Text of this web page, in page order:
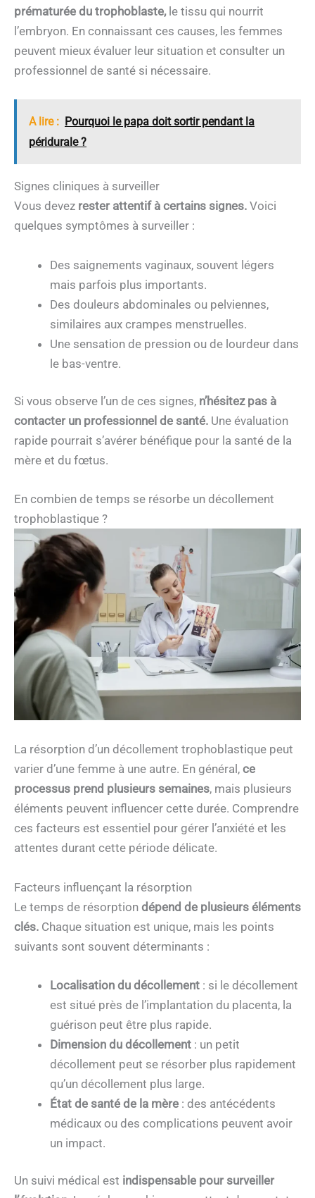
prématurée du trophoblaste,le tissu qui nourrit
l’embryon. En connaissant ces causes, les femmes
peuvent mieux évaluer leur situation et consulter un
professionnel de santé si nécessaire.
A lire : Pourquoi le papa doit sortir pendant la
péridurale ?
Signes cliniques à surveiller
Vous devez rester attentif à certains signes. Voici
quelques symptômes à surveiller :
Des saignements vaginaux, souvent légers
mais parfois plus importants.
Des douleurs abdominales ou pelviennes,
similaires aux crampes menstruelles.
Une sensation de pression ou de lourdeur dans
le bas-ventre.
Si vous observe l’un de ces signes, n’hésitez pas à
contacter un professionnel de santé. Une évaluation
rapide pourrait s’avérer bénéfique pour la santé de la
mère et du fœtus.
En combien de temps se résorbe un décollement
trophoblastique ?
La résorption d’un décollement trophoblastique peut
varier d’une femme à une autre. En général, ce
processus prend plusieurs semaines, mais plusieurs
éléments peuvent influencer cette durée. Comprendre
ces facteurs est essentiel pour gérer l’anxiété et les
attentes durant cette période délicate.
Facteurs influençant la résorption
Le temps de résorption dépend de plusieurs éléments
clés. Chaque situation est unique, mais les points
suivants sont souvent déterminants :
Localisation du décollement : si le décollement
est situé près de l’implantation du placenta, la
guérison peut être plus rapide.
Dimension du décollement : un petit
décollement peut se résorber plus rapidement
qu’un décollement plus large.
État de santé de la mère : des antécédents
médicaux ou des complications peuvent avoir
un impact.
Un suivi médical est indispensable pour surveiller